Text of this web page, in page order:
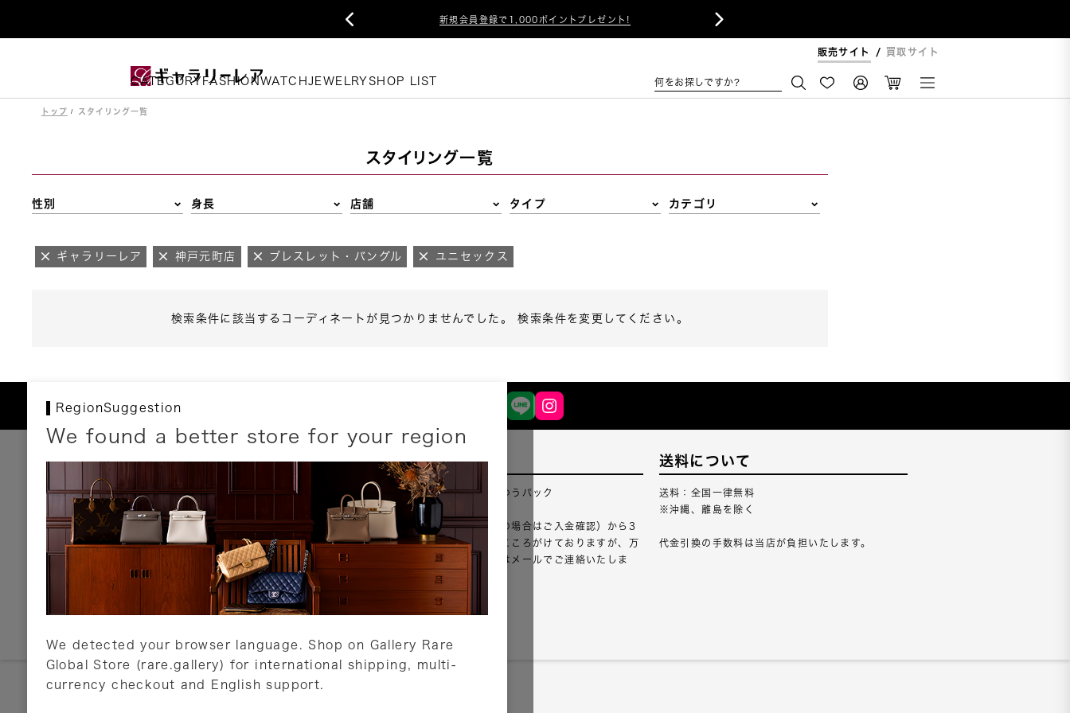
新規会員登録で1,000ポイントプレゼント!
 
販売サイト 買取サイト
CATEGORY FASHIONWATCHJEWELRY SHOP LIST 何をお探しですか?
トップ スタイリング一覧
スタイリング一覧
性別 身長 店舗 タイプ カテゴリ
ギャラリーレア 神戸元町店 ブレスレット・バングル ユニセックス
検索条件に該当するコーディネートが見つかりませんでした。 検索条件を変更してください。
RegionSuggestion
We found a better store for your region
We detected your browser language. Shop on Gallery Rare
Global Store (rare.gallery) for international shipping, multi-
currency checkout and English support.
お支払いについて
以下のお支払方法が利用可能です。
クレジットカード
ショッピングローン
銀行振込・郵便振替
代金引換
Amazon Pay
PayPay
店頭支払い
詳しくはこちら
配送について
配送業者：佐川急便・ゆうパック
ご注文確認（銀行振込の場合はご入金確認）から3
営業日以内のご出荷をこころがけておりますが、万
が一出荷が遅れる場合はメールでご連絡いたしま
詳しくはこちら
送料について
送料：全国一律無料
※沖縄、離島を除く
代金引換の手数料は当店が負担いたします。